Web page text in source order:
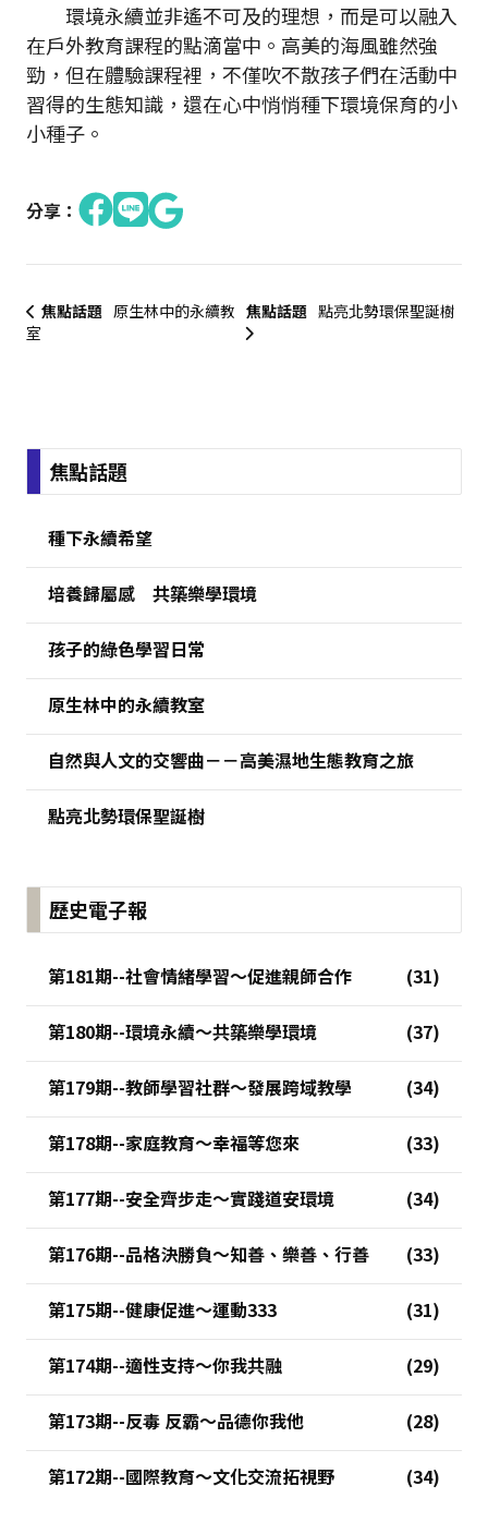
環境永續並非遙不可及的理想，而是可以融入
在戶外教育課程的點滴當中。高美的海風雖然強
勁，但在體驗課程裡，不僅吹不散孩子們在活動中
習得的生態知識，還在心中悄悄種下環境保育的小
小種子。
分享：
焦點話題 原生林中的永續教
室
焦點話題 點亮北勢環保聖誕樹
焦點話題
種下永續希望
培養歸屬感 共築樂學環境
孩子的綠色學習日常
原生林中的永續教室
自然與人文的交響曲－－高美濕地生態教育之旅
點亮北勢環保聖誕樹
歷史電子報
第181期--社會情緒學習～促進親師合作
第180期--環境永續～共築樂學環境
第179期--教師學習社群～發展跨域教學
第178期--家庭教育～幸福等您來
第177期--安全齊步走～實踐道安環境
第176期--品格決勝負～知善、樂善、行善
第175期--健康促進～運動333
第174期--適性支持～你我共融
第173期--反毒 反霸～品德你我他
第172期--國際教育～文化交流拓視野